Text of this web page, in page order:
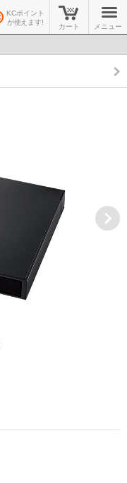
KCポイント
が使えます!
カート メニュー